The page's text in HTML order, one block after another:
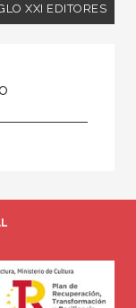
XXI EDITORES